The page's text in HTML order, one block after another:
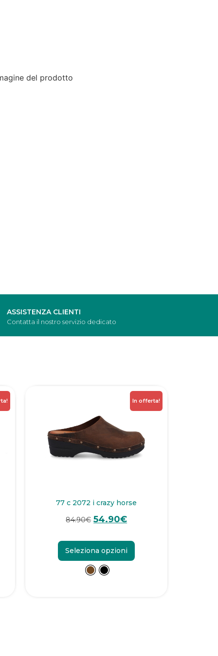
ASSISTENZA CLIENTI
Contatta il nostro servizio dedicato
In offerta!
77 c 2072 i crazy horse
84.90€ 54.90€
Seleziona opzioni